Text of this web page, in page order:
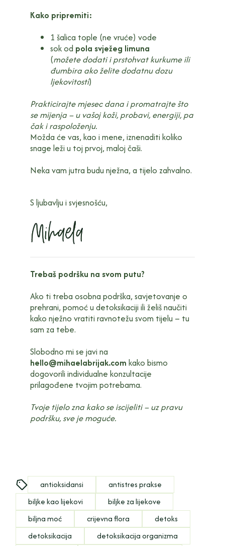
Kako pripremiti:
1 šalica tople (ne vruće) vode
sok od pola svježeg limuna
(možete dodati i prstohvat kurkume ili
đumbira ako želite dodatnu dozu
ljekovitosti)
Prakticirajte mjesec dana i promatrajte što
se mijenja – u vašoj koži, probavi, energiji, pa
čak i raspoloženju.
Možda će vas, kao i mene, iznenaditi koliko
snage leži u toj prvoj, maloj čaši.
Neka vam jutra budu nježna, a tijelo zahvalno.
S ljubavlju i svjesnošću,
Trebaš podršku na svom putu?
Ako ti treba osobna podrška, savjetovanje o
prehrani, pomoć u detoksikaciji ili želiš naučiti
kako nježno vratiti ravnotežu svom tijelu – tu
sam za tebe.
Slobodno mi se javi na
hello@mihaelabrijak.com kako bismo
dogovorili individualne konzultacije
prilagođene tvojim potrebama.
Tvoje tijelo zna kako se iscijeliti – uz pravu
podršku, sve je moguće.
antioksidansi
antistres prakse
biljke kao lijekovi
biljke za lijekove
biljna moć
crijevna flora
detoks
detoksikacija
detoksikacija organizma